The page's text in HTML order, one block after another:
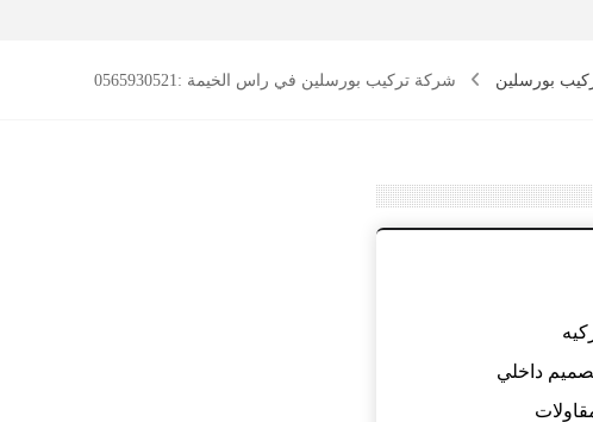
بورسلين شركة تركيب بورسلين في راس الخيمة :0565930521
داخلي